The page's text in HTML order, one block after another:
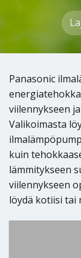
Panasonic
viilennykseen
Valikoimasta
kuin
lämmitykseen
viilennykseen
löydä kotiisi tai